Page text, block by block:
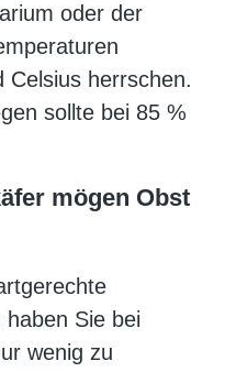
oder der
Celsius herrschen.
sollte bei 85 %
mögen Obst
Sie bei
wenig zu